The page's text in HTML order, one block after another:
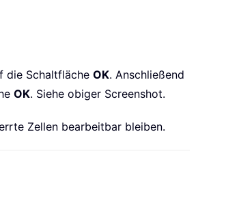
die Schaltfläche OK. Anschließend
OK. Siehe obiger Screenshot.
Zellen bearbeitbar bleiben.